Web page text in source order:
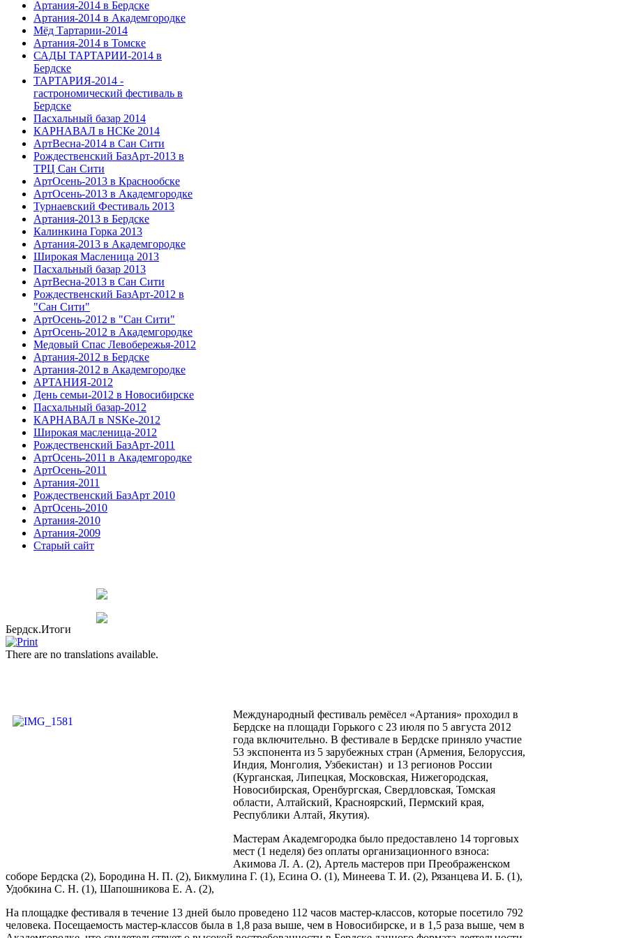
Артания-2014 в Бердске
Артания-2014 в Академгородке
Мёд Тартарии-2014
Артания-2014 в Томске
САДЫ ТАРТАРИИ-2014 в
Бердске
ТАРТАРИЯ-2014 -
гастрономический фестиваль в
Бердске
Пасхальный базар 2014
КАРНАВАЛ в НСКе 2014
АртВесна-2014 в Сан Сити
Рождественский БазАрт-2013 в
ТРЦ Сан Сити
АртОсень-2013 в Краснообске
АртОсень-2013 в Академгородке
Турнаевский Фестиваль 2013
Артания-2013 в Бердске
Калинкина Горка 2013
Артания-2013 в Академгородке
Широкая Масленица 2013
Пасхальный базар 2013
АртВесна-2013 в Сан Сити
Рождественский БазАрт-2012 в
"Сан Сити"
АртОсень-2012 в "Сан Сити"
АртОсень-2012 в Академгородке
Медовый Спас Левобережья-2012
Артания-2012 в Бердске
Артания-2012 в Академгородке
АРТАНИЯ-2012
День семьи-2012 в Новосибирске
Пасхальный базар-2012
КАРНАВАЛ в NSKe-2012
Широкая масленица-2012
Рождественский БазАрт-2011
АртОсень-2011 в Академгородке
АртОсень-2011
Артания-2011
Рождественский БазАрт 2010
АртОсень-2010
Артания-2010
Артания-2009
Старый сайт
Бердск.Итоги
There are no translations available.
Международный фестиваль ремёсел «Артания» проходил в
Бердске на площади Горького с 23 июля по 5 августа 2012
года включительно. В фестивале в Бердске приняло участие
53 экспонента из 5 зарубежных стран (Армения, Белоруссия,
Индия, Монголия, Узбекистан) и 13 регионов России
(Курганская, Липецкая, Московская, Нижегородская,
Новосибирская, Оренбургская, Свердловская, Томская
области, Алтайский, Красноярский, Пермский края,
Республики Алтай, Якутия).
Мастерам Академгородка было предоставлено 14 торговых
мест (1 неделя) без оплаты организационного взноса:
Акимова Л. А. (2), Артель мастеров при Преображенском
соборе Бердска (2), Бородина Н. П. (2), Бикмулина Г. (1), Есина О. (1), Минеева Т. И. (2), Рязанцева И. Б. (1),
Удобкина С. Н. (1), Шапошникова Е. А. (2),
На площадке фестиваля в течение 13 дней было проведено 112 часов мастер-классов, которые посетило 792
человека. Посещаемость мастер-классов была в 1,8 раза выше, чем в Новосибирске, и в 1,5 раза выше, чем в